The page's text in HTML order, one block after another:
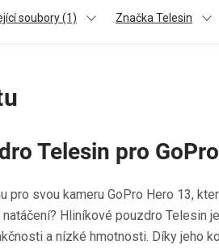
soubory (1) Značka Telesin
Telesin pro
pro svou kameru GoPro Hero 13,
Hliníkové pouzdro Telesin
a nízké hmotnosti. Díky jeho